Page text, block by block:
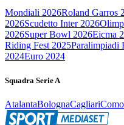
Mondiali 2026Roland Garros
2026Scudetto Inter 2026
2026Super Bowl 2026Eicma
Riding Fest 2025Paralimpiadi
2024Euro 2024
Squadra Serie A
AtalantaBolognaCagliariComo